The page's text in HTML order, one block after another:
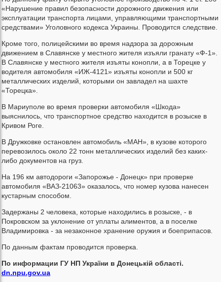
«Нарушение правил безопасности дорожного движения или
эксплуатации транспорта лицами, управляющими транспортными
средствами» Уголовного кодекса Украины. Проводится следствие.
Кроме того, полицейскими во время надзора за дорожным
движением в Славянске у местного жителя изъяли гранату «Ф-1».
В Славянске у местного жителя изъяты конопли, а в Торецке у
водителя автомобиля «ИЖ-4121» изъяты конопли и 500 кг
металлических изделий, которыми он завладел на шахте
«Торецка».
В Мариуполе во время проверки автомобиля «Шкода»
выяснилось, что транспортное средство находится в розыске в
Кривом Роге.
В Дружковке остановлен автомобиль «МАН», в кузове которого
перевозилось около 22 тонн металлических изделий без каких-
либо документов на груз.
На 196 км автодороги «Запорожье - Донецк» при проверке
автомобиля «ВАЗ-21063» оказалось, что номер кузова нанесен
кустарным способом.
Задержаны 2 человека, которые находились в розыске, - в
Покровском за уклонение от уплаты алиментов, а в поселке
Владимировка - за незаконное хранение оружия и боеприпасов.
По данным фактам проводится проверка.
По информации ГУ НП України в Донецькій області.
dn.npu.gov.ua